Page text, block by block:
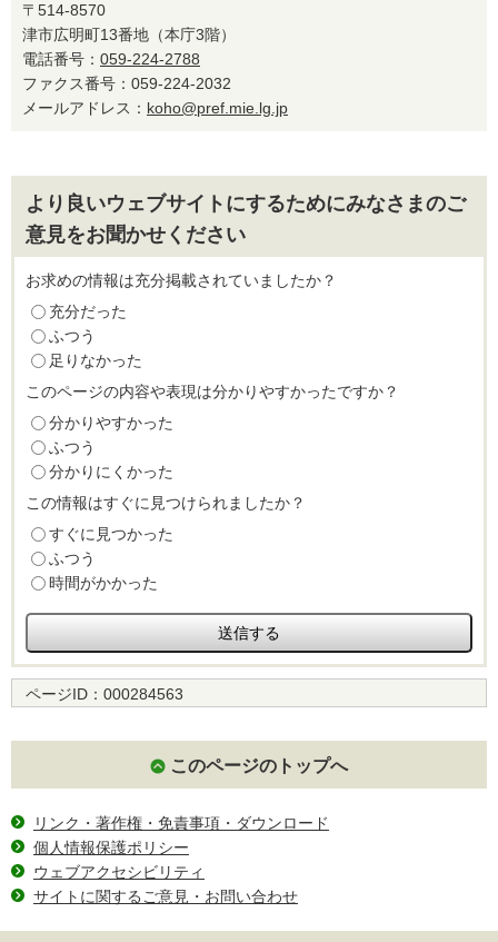
〒514-8570
津市広明町13番地（本庁3階）
電話番号： 059-224-2788
ファクス番号：059-224-2032
メールアドレス： koho@pref.mie.lg.jp
より良いウェブサイトにするためにみなさまのご
意見をお聞かせください
お求めの情報は充分掲載されていましたか？
充分だった
ふつう
足りなかった
このページの内容や表現は分かりやすかったですか？
分かりやすかった
ふつう
分かりにくかった
この情報はすぐに見つけられましたか？
すぐに見つかった
ふつう
時間がかかった
ページID： 000284563
このページのトップへ
リンク・著作権・免責事項・ダウンロード
個人情報保護ポリシー
ウェブアクセシビリティ
サイトに関するご意見・お問い合わせ